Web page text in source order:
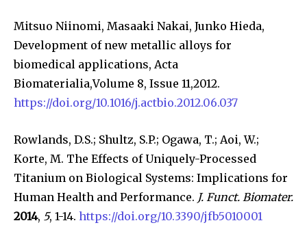
Mitsuo Niinomi, Masaaki Nakai, Junko Hieda,
Development of new metallic alloys for
biomedical applications, Acta
Biomaterialia,Volume 8, Issue 11,2012.
https://doi.org/10.1016/j.actbio.2012.06.037
Rowlands, D.S.; Shultz, S.P.; Ogawa, T.; Aoi, W.;
Korte, M. The Effects of Uniquely-Processed
Titanium on Biological Systems: Implications for
Human Health and Performance. J. Funct. Biomater.
2014, 5, 1-14. https://doi.org/10.3390/jfb5010001